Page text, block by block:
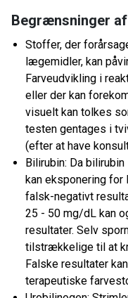
Begrænsninger
Stoffer, der
lægemidler, kan
Farveudvikling i
eller der kan
visuelt kan tolkes
testen gentages i
(efter at have
Bilirubin: Da
kan eksponering for
falsk-negativt
25 - 50 mg/dL kan
resultater. Selv
tilstrækkelige til at
Falske resultater
terapeutiske